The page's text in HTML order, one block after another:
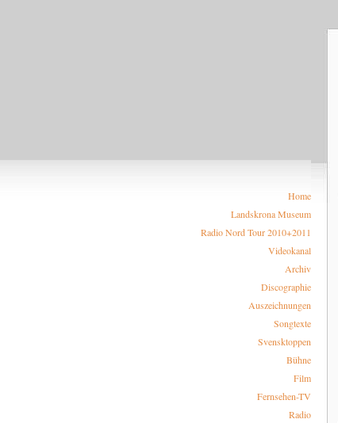
Home
Landskrona Museum
Radio Nord Tour 2010+2011
Videokanal
Archiv
Discographie
Auszeichnungen
Songtexte
Svensktoppen
Bühne
Film
Fernsehen-TV
Radio